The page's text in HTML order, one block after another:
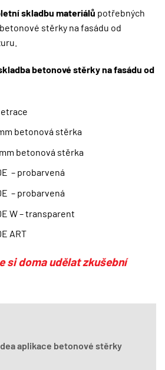
skladbu materiálů potřebných
stěrky na fasádu od
betonové stěrky na fasádu od
betonová stěrka
betonová stěrka
– probarvená
– probarvená
W – transparent
ART
si doma udělat zkušební
aplikace betonové stěrky